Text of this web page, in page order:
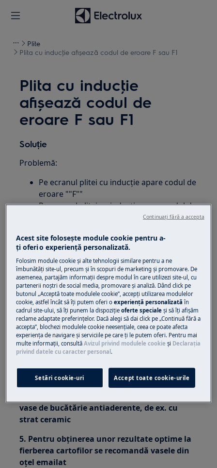
Plite
Plita cu inducţie afişează codul de eroare F sau F1
Plita cu inducţie
afişează codul de
eroare F sau F1
Soluție
Problemă:
Pe ecranul plitei cu inducţie apare codul de
eroare ""F""
Pe ecranul plitei cu inducţie apare codul de
Nu pot activa funcţia SenseBoil®
Se aplică la:
Plite cu inducţie cu funcţia SenseBoil®
Rezolvare:
1. Verificaţi dacă suprafaţa plitei este uscată
2. Nu activaţi nicio zonă cu vas gol
3. Cerificaţi dacă vasul ales este compatibil cu
SenseBoil® prin monitorizarea primei sesiuni
de gătit.
vase de bucătărie antiaderente, de ex. cu
strat ceramic
5. Pentru obţinerea unor rezultate optime la
fierberea cartofilor se recomandă vasele din
oţel emailat
Acest site folosește module cookie pentru a-
ţi oferi o experienţă personalizată.
Folosim module cookie și alte tehnologii similare pentru a ne
îmbunătăţi site-ul, precum și în scopuri de marketing și promovare. De
asemenea, partajăm informaţii despre modul în care utilizezi site-ul, cu
partenerii noștri de social media, promovare și analiză. Dând click pe
butonul „Acceptă toate modulele cookie”, accepţi utilizarea modulelor
cookie, astfel încât să îţi putem oferi oexperienţă personalizată în
cadrul site-ului, să îţi punem la dispoziţieoferte speciale și să îţi afișăm
reclame adaptate preferinţelor. Dacă alegi să dai click pe „Continuă fără a
accepta”, blochezi modulele cookie neesenţiale, ceea ce poate afecta
experienţa de navigare și serviciile pe care ţi le putem oferi. Pentru mai
multe informaţii, consultăAvizul privind modulele cookie și Declaraţia
privind datele cu caracter personal.
Setări cookie-uri Accept toate cookie-urile
Continuați fără a accepta